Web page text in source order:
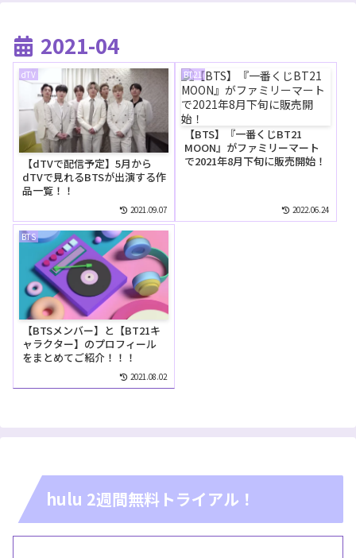
2021-04
dTV
【dTVで配信予定】5月から
dTVで見れるBTSが出演する作
品一覧！！
2021.09.07
BT21
【BTS】『一番くじBT21
MOON』がファミリーマート
で2021年8月下旬に販売開始！
2022.06.24
BTS
【BTSメンバー】と【BT21キ
ャラクター】のプロフィール
をまとめてご紹介！！！
2021.08.02
hulu 2週間無料トライアル！